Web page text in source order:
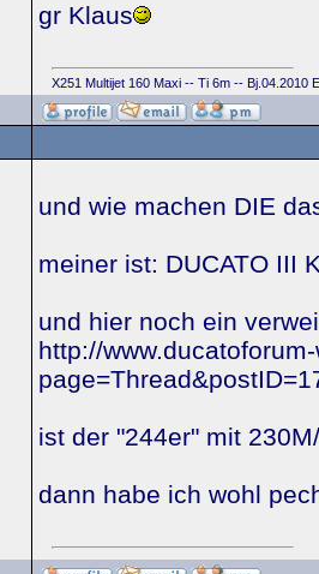
gr Klaus
X251 Multijet 160 Maxi -- Ti 6m -- Bj.04.2010
und wie machen DIE
meiner ist: DUCATO III
und hier noch ein
http://
ist der "244er" mit
dann habe ich wohl